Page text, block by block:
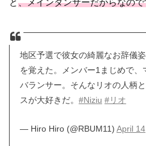
と、メインダンサーだからなの
地区予選で彼女の綺麗なお辞儀
を覚えた。メンバー1まじめで
バランサー。そんなリオの人柄
スが大好きだ。 #Niziu #リオ
— Hiro Hiro (@RBUM11) April